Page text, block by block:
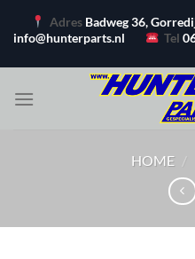
naar
Adres Badweg 36,
info@hunterparts.nl
Tel
HOME /